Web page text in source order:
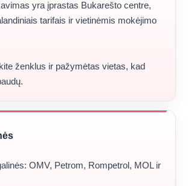
yra įprastas Bukarešto centre,
tarifais ir vietinėmis mokėjimo
ženklus ir pažymėtas vietas, kad
OMV, Petrom, Rompetrol, MOL ir